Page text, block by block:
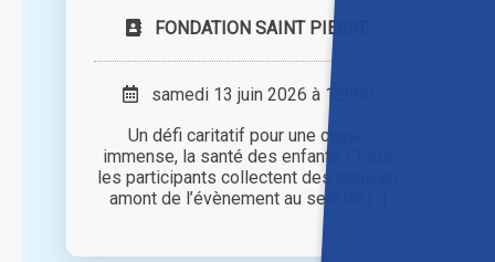
FONDATION SAINT PIERRE
samedi 13 juin 2026 à 12h00
Un défi caritatif pour une cause
immense, la santé des enfants ! Tous
les participants collectent des dons en
amont de l’évènement au sein de [...]